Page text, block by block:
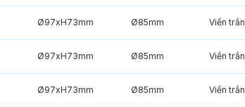
Ø97xH73mm Ø85mm Viền
Ø97xH73mm Ø85mm Viền
Ø97xH73mm Ø85mm Viền